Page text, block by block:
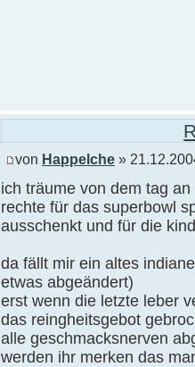
von Happelche »
ich träume von dem tag
rechte für das superbowl
ausschenkt und für die
da fällt mir ein altes
etwas abgeändert)
erst wenn die letzte leber
das reingheitsgebot
alle geschmacksnerven
werden ihr merken das